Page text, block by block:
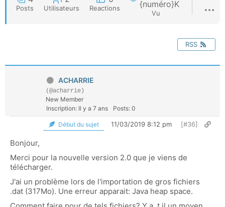
Posts Utilisateurs Reactions
{numéro}K
Vu
RSS
ACHARRIE
(@acharrie)
New Member
Inscription: Il y a 7 ans
Posts: 0
Début du sujet 11/03/2019 8:12 pm [#36]
Bonjour,
Merci pour la nouvelle version 2.0 que je viens de
télécharger.
J'ai un problème lors de l'importation de gros fichiers
.dat (317Mo). Une erreur apparait: Java heap space.